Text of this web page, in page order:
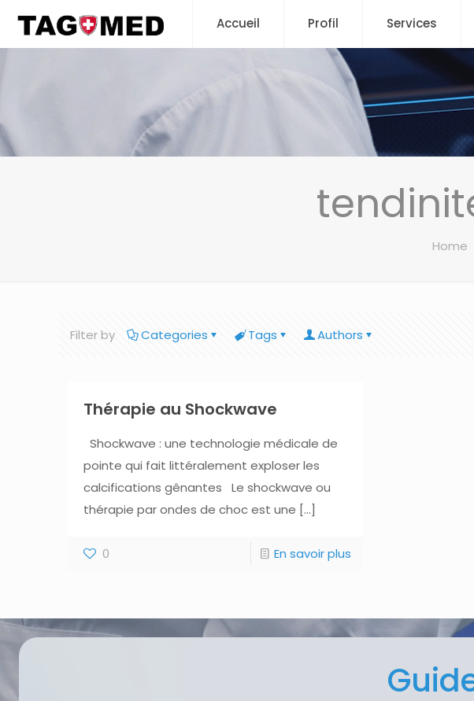
Accueil Profil Services
Home
Filter by Categories Tags Authors
Thérapie au Shockwave
Shockwave : une technologie médicale de
pointe qui fait littéralement exploser les
calcifications gênantes Le shockwave ou
thérapie par ondes de choc est une […]
0 En savoir plus